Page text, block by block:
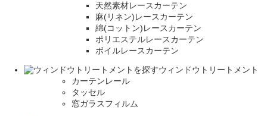
天然素材レースカーテン
麻(リネン)レースカーテン
綿(コットン)レースカーテン
ポリエステルレースカーテン
ボイルレースカーテン
ウィンドウトリートメント
カーテンレール
タッセル
窓ガラスフィルム